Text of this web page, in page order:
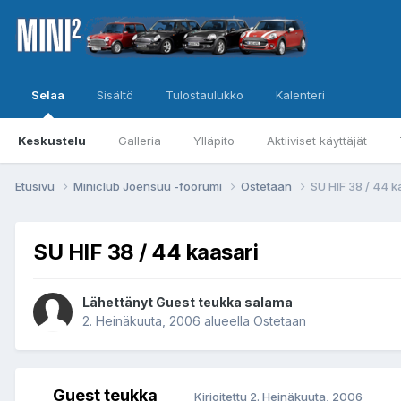
Selaa
Keskustelu Galleria Ylläpito Aktiiviset käyttäjät
Sisältö Tulostaulukko Kalenteri
Etusivu Miniclub Joensuu -foorumi Ostetaan SU HIF 38 / 44
SU HIF 38 / 44 kaasari
Lähettänyt Guest teukka salama
2. Heinäkuuta, 2006 alueella Ostetaan
Guest teukka
Kirjoitettu 2. Heinäkuuta, 2006